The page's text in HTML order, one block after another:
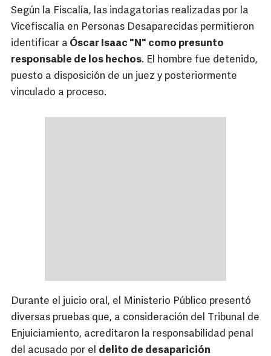
Según la Fiscalía, las indagatorias realizadas por la
Vicefiscalía en Personas Desaparecidas permitieron
identificar a Óscar Isaac "N" como presunto
responsable de los hechos. El hombre fue detenido,
puesto a disposición de un juez y posteriormente
vinculado a proceso.
Durante el juicio oral, el Ministerio Público presentó
diversas pruebas que, a consideración del Tribunal de
Enjuiciamiento, acreditaron la responsabilidad penal
del acusado por el delito de desaparición